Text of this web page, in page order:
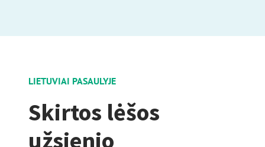
LIETUVIAI PASAULYJE
Skirtos lėšos
užsienio